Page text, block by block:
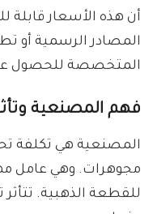
أن هذه الأسعار قابلة
المصادر الرسمية أو
المتخصصة للحصول
فهم المصنعية
المصنعية هي تكلفة
مجوهرات. وهي عامل
للقطعة الذهبية.